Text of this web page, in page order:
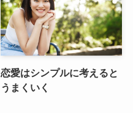
恋愛はシンプルに考えると
うまくいく